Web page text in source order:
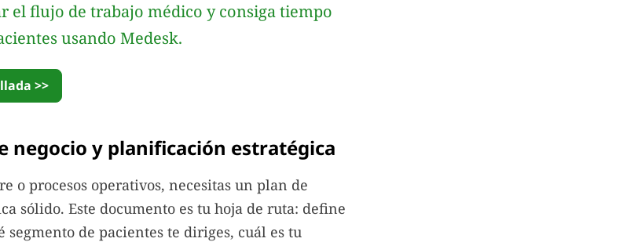
el flujo de trabajo médico y consiga tiempo
usando Medesk.
>>
negocio y planificación estratégica
o procesos operativos, necesitas un plan de
sólido. Este documento es tu hoja de ruta: define
segmento de pacientes te diriges, cuál es tu